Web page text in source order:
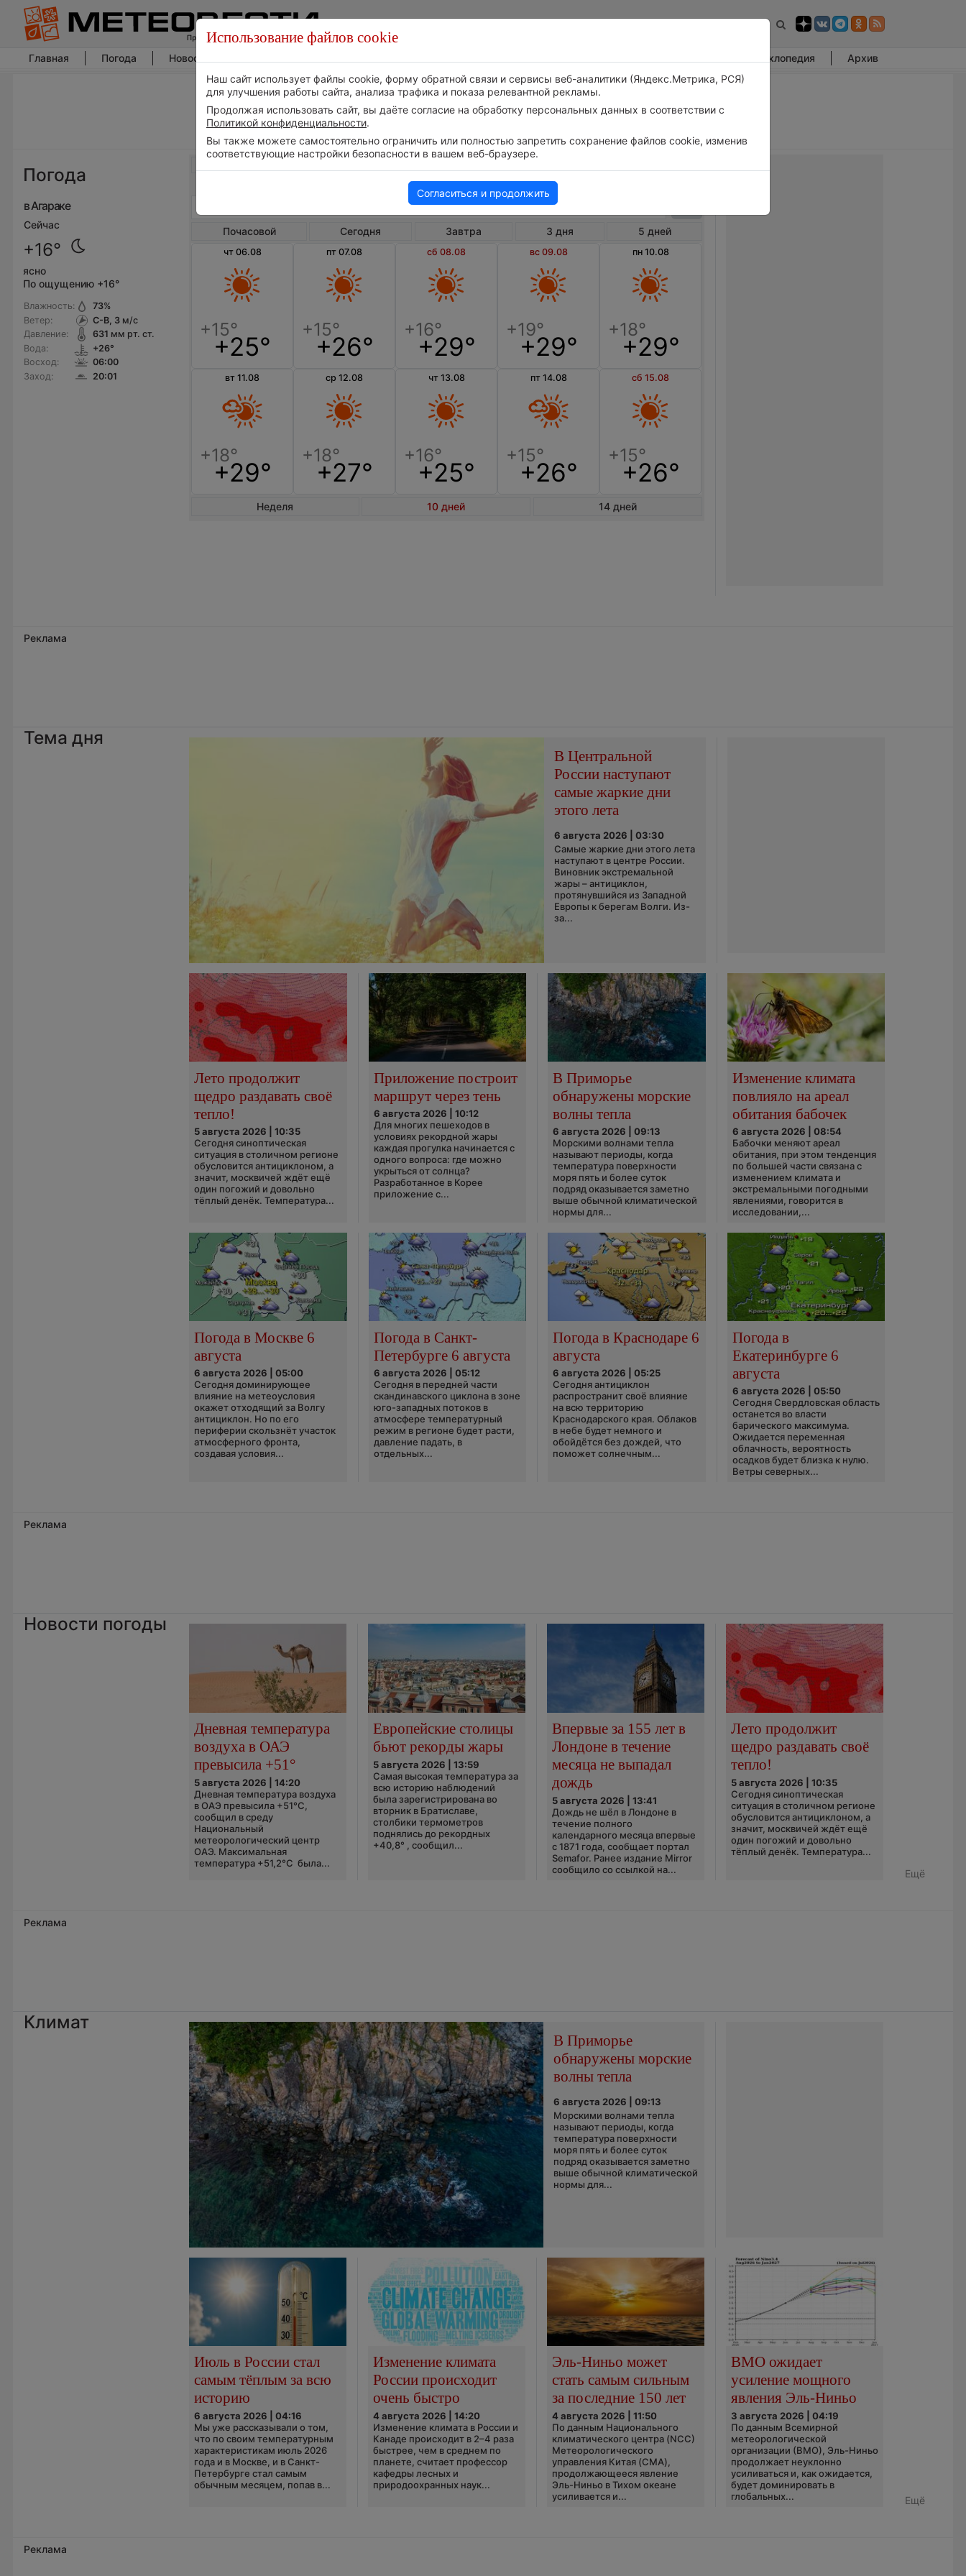
Главная Погода Новости погоды Энциклопедия Архив
Погода
в Агараке
Сейчас
+16°
ясно
По ощущению +16°
Влажность:
Ветер:
Давление:
Вода:
Восход:
Заход:
73%
С-В, 3м/с
631 мм рт. ст.
+26°
06:00
20:01
Погода в Агараке на 10 дней
Почасовой Сегодня Завтра 3 дня 5 дней
чт 06.08
+25°
пт 07.08
+26°
сб 08.08
+29°
вс 09.08
+29°
пн 10.08
+29°
вт 11.08
+29°
ср 12.08
+27°
чт 13.08
+25°
пт 14.08
+26°
сб 15.08
+26°
Неделя 10 дней 14 дней
Реклама
Тема дня
В Центральной
России наступают
самые жаркие дни
этого лета
6 августа 2026 | 03:30
Самые жаркие дни этого лета
наступают в центре России.
Виновник экстремальной
жары – антициклон,
протянувшийся из Западной
Европы к берегам Волги. Из-
за...
Лето продолжит
щедро раздавать своё
тепло!
5 августа 2026 | 10:35
Сегодня синоптическая
ситуация в столичном регионе
обусловится антициклоном, а
значит, москвичей ждёт ещё
один погожий и довольно
тёплый денёк. Температура...
Приложение построит
маршрут через тень
6 августа 2026 | 10:12
Для многих пешеходов в
условиях рекордной жары
каждая прогулка начинается с
одного вопроса: где можно
укрыться от солнца?
Разработанное в Корее
приложение с...
В Приморье
обнаружены морские
волны тепла
6 августа 2026 | 09:13
Морскими волнами тепла
называют периоды, когда
температура поверхности
моря пять и более суток
подряд оказывается заметно
выше обычной климатической
нормы для...
Изменение климата
повлияло на ареал
обитания бабочек
6 августа 2026 | 08:54
Бабочки меняют ареал
обитания, при этом тенденция
по большей части связана с
изменением климата и
экстремальными погодными
явлениями, говорится в
исследовании,...
Погода в Москве 6
августа
6 августа 2026 | 05:00
Сегодня доминирующее
влияние на метеоусловия
окажет отходящий за Волгу
антициклон. Но по его
периферии скользнёт участок
атмосферного фронта,
создавая условия...
Погода в Санкт-
Петербурге 6 августа
6 августа 2026 | 05:12
Сегодня в передней части
скандинавского циклона в зоне
юго-западных потоков в
атмосфере температурный
режим в регионе будет расти,
давление падать, в
отдельных...
Погода в Краснодаре 6
августа
6 августа 2026 | 05:25
Сегодня антициклон
распространит своё влияние
на всю территорию
Краснодарского края. Облаков
в небе будет немного и
обойдётся без дождей, что
поможет солнечным...
Погода в
Екатеринбурге 6
августа
6 августа 2026 | 05:50
Сегодня Свердловская область
останется во власти
барического максимума.
Ожидается переменная
облачность, вероятность
осадков будет близка к нулю.
Ветры северных...
Реклама
Новости погоды
Дневная температура
воздуха в ОАЭ
превысила +51°
5 августа 2026 | 14:20
Дневная температура воздуха
в ОАЭ превысила +51°C,
сообщил в среду
Национальный
метеорологический центр
ОАЭ. Максимальная
температура +51,2°C была...
Европейские столицы
бьют рекорды жары
5 августа 2026 | 13:59
Самая высокая температура за
всю историю наблюдений
была зарегистрирована во
вторник в Братиславе,
столбики термометров
поднялись до рекордных
+40,8° , сообщил...
Впервые за 155 лет в
Лондоне в течение
месяца не выпадал
дождь
5 августа 2026 | 13:41
Дождь не шёл в Лондоне в
течение полного
календарного месяца впервые
с 1871 года, сообщает портал
Semafor. Ранее издание Mirror
сообщило со ссылкой на...
Лето продолжит
щедро раздавать своё
тепло!
5 августа 2026 | 10:35
Сегодня синоптическая
ситуация в столичном регионе
обусловится антициклоном, а
значит, москвичей ждёт ещё
один погожий и довольно
тёплый денёк. Температура...
Ещё
Реклама
Климат
В Приморье
обнаружены морские
волны тепла
6 августа 2026 | 09:13
Морскими волнами тепла
называют периоды, когда
температура поверхности
моря пять и более суток
подряд оказывается заметно
выше обычной климатической
нормы для...
Июль в России стал
самым тёплым за всю
историю
6 августа 2026 | 04:16
Мы уже рассказывали о том,
что по своим температурным
характеристикам июль 2026
года и в Москве, и в Санкт-
Петербурге стал самым
обычным месяцем, попав в...
Изменение климата
России происходит
очень быстро
4 августа 2026 | 14:20
Изменение климата в России и
Канаде происходит в 2–4 раза
быстрее, чем в среднем по
планете, считает профессор
кафедры лесных и
природоохранных наук...
Эль-Ниньо может
стать самым сильным
за последние 150 лет
4 августа 2026 | 11:50
По данным Национального
климатического центра (NCC)
Метеорологического
управления Китая (CMA),
продолжающееся явление
Эль-Ниньо в Тихом океане
усиливается и...
ВМО ожидает
усиление мощного
явления Эль-Ниньо
3 августа 2026 | 04:19
По данным Всемирной
метеорологической
организации (ВМО), Эль-Ниньо
продолжает неуклонно
усиливаться и, как ожидается,
будет доминировать в
глобальных...
Ещё
Реклама
Использование файлов cookie
Наш сайт использует файлы cookie, форму обратной связи и сервисы веб-аналитики (Яндекс.Метрика, РСЯ)
для улучшения работы сайта, анализа трафика и показа релевантной рекламы.
Продолжая использовать сайт, вы даёте согласие на обработку персональных данных в соответствии с
Политикой конфиденциальности.
Вы также можете самостоятельно ограничить или полностью запретить сохранение файлов cookie, изменив
соответствующие настройки безопасности в вашем веб-браузере.
Согласиться и продолжить